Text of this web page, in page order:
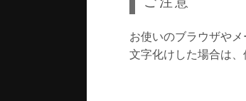
お使いのブラウザや
文字化けした場合は